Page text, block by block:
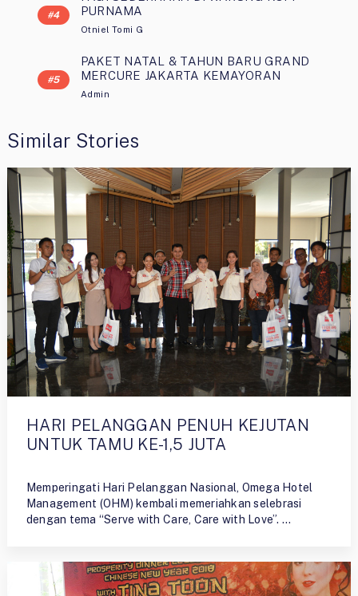
PURNAMA
Otniel Tomi G
PAKET NATAL & TAHUN BARU GRAND
MERCURE JAKARTA KEMAYORAN
Admin
Similar Stories
HARI PELANGGAN PENUH KEJUTAN
UNTUK TAMU KE-1,5 JUTA
Memperingati Hari Pelanggan Nasional, Omega Hotel
Management (OHM) kembali memeriahkan selebrasi
dengan tema “Serve with Care, Care with Love”. …